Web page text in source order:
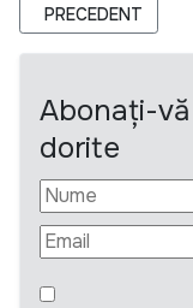
ARTICOL
PRECEDENT
Abonați-
dorite